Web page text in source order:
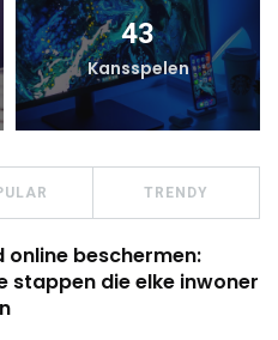
43
Kansspelen
TRENDY
online beschermen:
stappen die elke inwoner